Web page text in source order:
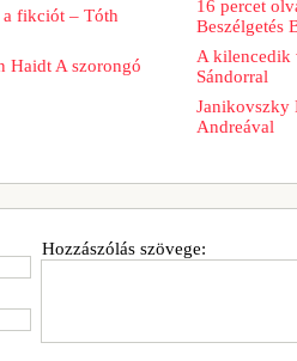
a fikciót – Tóth
Haidt A szorongó
16 percet
Beszélgetés
A kilencedik
Sándorral
Janikovszky
Andreával
Hozzászólás szövege: